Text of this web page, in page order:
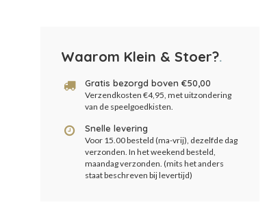
Waarom Klein & Stoer?.
Gratis bezorgd boven €50,00
Verzendkosten €4,95, met uitzondering
van de speelgoedkisten.
Snelle levering
Voor 15.00 besteld (ma-vrij), dezelfde dag
verzonden. In het weekend besteld,
maandag verzonden. (mits het anders
staat beschreven bij levertijd)